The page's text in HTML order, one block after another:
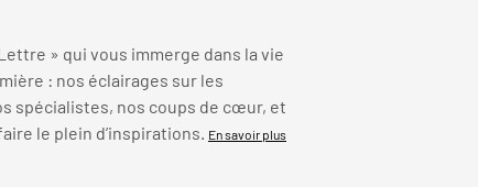
» qui vous immerge dans la vie
: nos éclairages sur les
spécialistes, nos coups de cœur, et
le plein d’inspirations. En savoir plus